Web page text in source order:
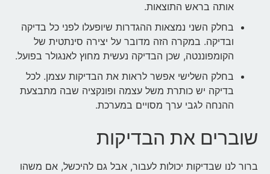
אותה בראש התוצאות.
בחלק השני נמצאות ההגדרות שיופעלו לפני כל בדיקה
ובדיקה. במקרה הזה מדובר על יצירה סינתטית של
הקומפוננטה, שכן הבדיקה נעשית מחוץ לאנגולר בפועל.
בחלק השלישי אפשר לראות את הבדיקות עצמן. לכל
בדיקה יש כותרת משל עצמה ופונקציה שבה מתבצעת
ההנחה לגבי ערך מסויים במערכת.
שוברים את הבדיקות
ברור לנו שבדיקות יכולות לעבור, אבל גם להיכשל, אם משהו